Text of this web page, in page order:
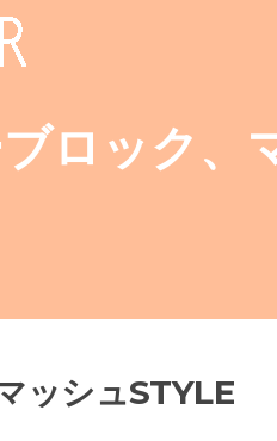
ロック、
ッシュSTYLE